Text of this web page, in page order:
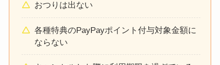
おつりは出ない
各種特典のPayPayポイント付与対象金額に
ならない